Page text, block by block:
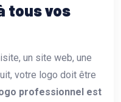
tous vos
un site web, une
votre logo doit être
professionnel est